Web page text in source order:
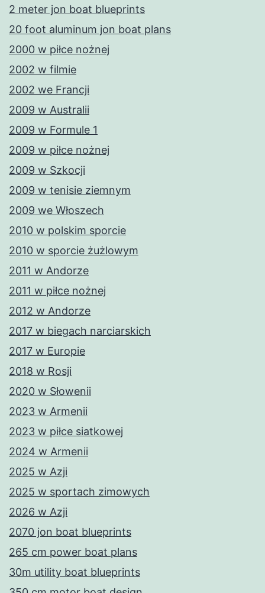
2 meter jon boat blueprints
20 foot aluminum jon boat plans
2000 w piłce nożnej
2002 w filmie
2002 we Francji
2009 w Australii
2009 w Formule 1
2009 w piłce nożnej
2009 w Szkocji
2009 w tenisie ziemnym
2009 we Włoszech
2010 w polskim sporcie
2010 w sporcie żużlowym
2011 w Andorze
2011 w piłce nożnej
2012 w Andorze
2017 w biegach narciarskich
2017 w Europie
2018 w Rosji
2020 w Słowenii
2023 w Armenii
2023 w piłce siatkowej
2024 w Armenii
2025 w Azji
2025 w sportach zimowych
2026 w Azji
2070 jon boat blueprints
265 cm power boat plans
30m utility boat blueprints